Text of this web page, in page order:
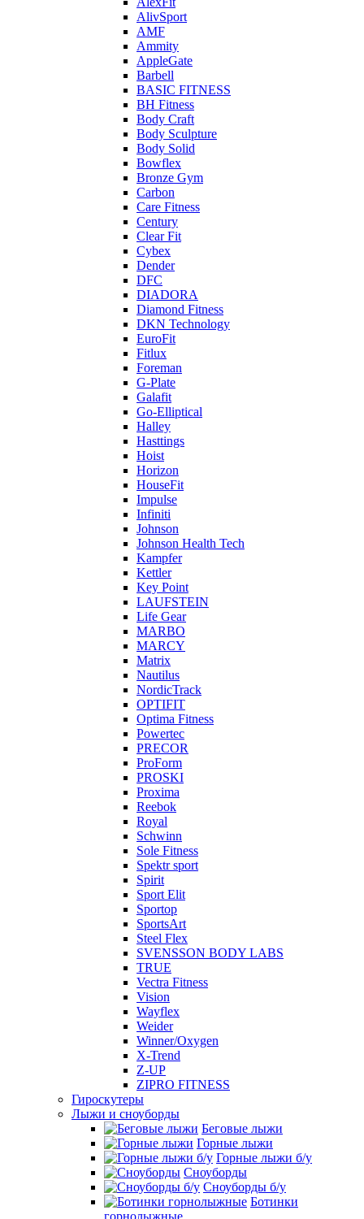
AlivSport
AMF
Ammity
AppleGate
Barbell
BASIC FITNESS
BH Fitness
Body Craft
Body Sculpture
Body Solid
Bowflex
Bronze Gym
Carbon
Care Fitness
Century
Clear Fit
Cybex
Dender
DFC
DIADORA
Diamond Fitness
DKN Technology
EuroFit
Fitlux
Foreman
G-Plate
Galafit
Go-Elliptical
Halley
Hasttings
Hoist
Horizon
HouseFit
Impulse
Infiniti
Johnson
Johnson Health Tech
Kampfer
Kettler
Key Point
LAUFSTEIN
Life Gear
MARBO
MARCY
Matrix
Nautilus
NordicTrack
OPTIFIT
Optima Fitness
Powertec
PRECOR
ProForm
PROSKI
Proxima
Reebok
Royal
Schwinn
Sole Fitness
Spektr sport
Spirit
Sport Elit
Sportop
SportsArt
Steel Flex
SVENSSON BODY LABS
TRUE
Vectra Fitness
Vision
Wayflex
Weider
Winner/Oxygen
X-Trend
Z-UP
ZIPRO FITNESS
Гироскутеры
Лыжи и сноуборды
Беговые лыжи
Горные лыжи
Горные лыжи б/у
Сноуборды
Сноуборды б/у
Ботинки
горнолыжные